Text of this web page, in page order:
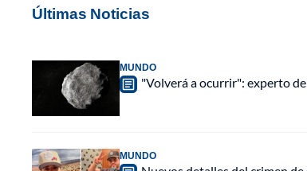
Últimas Noticias
MUNDO
"Volverá a ocurrir": experto
MUNDO